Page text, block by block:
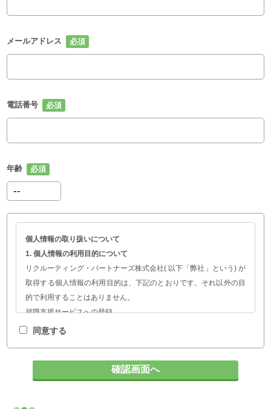
メールアドレス
電話番号
年齢
個人情報の取り扱いについて
1. 個人情報の利用目的について
リクルーティング・パートナーズ株式会社( 以下「弊社」という) が
取得する個人情報の利用目的は、下記のとおりです。それ以外の目
的で利用することはありません。
就職支援サービスへの登録
職業紹介、就職・転職に関する情報提供
お問い合わせやご相談への対応
同意する